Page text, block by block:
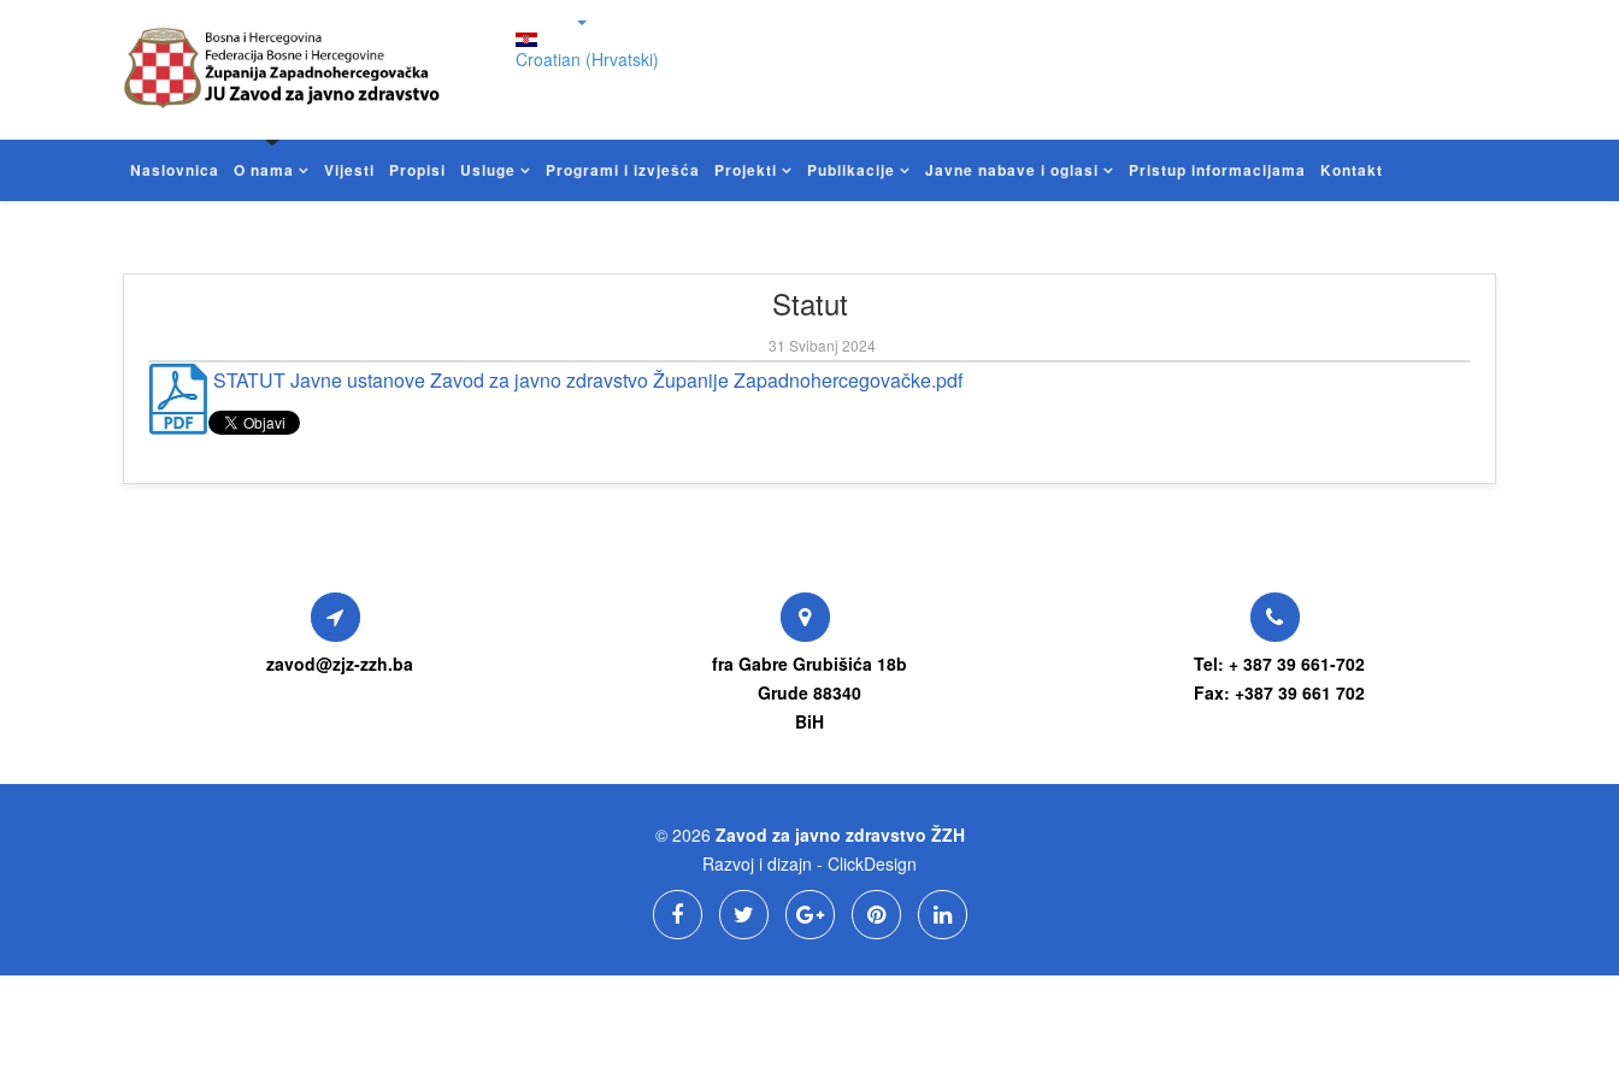
Croatian (Hrvatski)
Naslovnica O nama Vijesti Propisi Usluge Programi i izvješća Projekti Publikacije Javne nabave i oglasi Pristup informacijama Kontakt
Statut
31 Svibanj 2024
STATUT Javne ustanove Zavod za javno zdravstvo Županije Zapadnohercegovačke.pdf
zavod@zjz-zzh.ba
fra Gabre Grubišića 18b
Grude 88340
BiH
Tel: + 387 39 661-702
Fax: +387 39 661 702
© 2026 Zavod za javno zdravstvo ŽZH
Razvoj i dizajn - ClickDesign